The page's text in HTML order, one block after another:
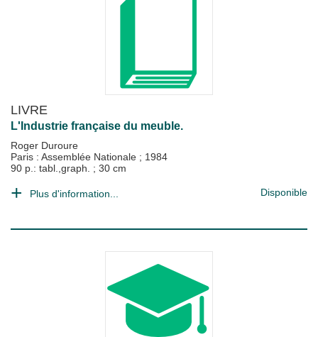
LIVRE
L'Industrie française du meuble.
Roger Duroure
Paris : Assemblée Nationale ; 1984
90 p.: tabl.,graph. ; 30 cm
Plus d'information... Disponible